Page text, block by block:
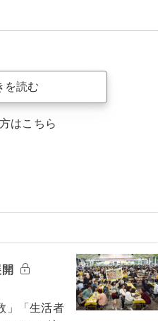
を読む
はこちら
」「生活者